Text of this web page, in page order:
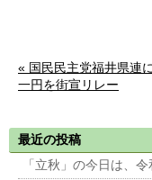
« 国民民主党福井県連
一円を街宣リレー
最近の投稿
「立秋」の今日は、